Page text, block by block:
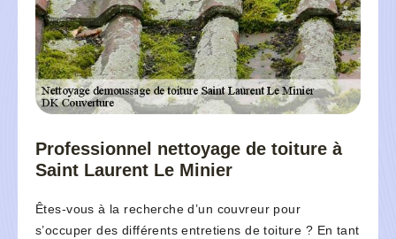
Professionnel nettoyage de toiture à
Saint Laurent Le Minier
Êtes-vous à la recherche d’un couvreur pour
s’occuper des différents entretiens de toiture ? En tant